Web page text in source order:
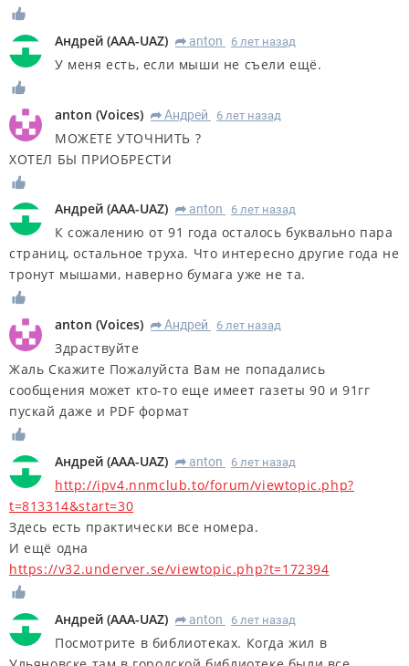
Андрей (AAA-UAZ) R anton 6 лет назад
У меня есть, если мыши не съели ещё.
anton (Voices) R Андрей 6 лет назад
МОЖЕТЕ УТОЧНИТЬ ?
ХОТЕЛ БЫ ПРИОБРЕСТИ
Андрей (AAA-UAZ) R anton 6 лет назад
К сожалению от 91 года осталось буквально пара
страниц, остальное труха. Что интересно другие года не
тронут мышами, наверно бумага уже не та.
anton (Voices) R Андрей 6 лет назад
Здраствуйте
Жаль Скажите Пожалуйста Вам не попадались
сообщения может кто-то еще имеет газеты 90 и 91гг
пускай даже и PDF формат
Андрей (AAA-UAZ) R anton 6 лет назад
http://ipv4.nnmclub.to/forum/viewtopic.php?
t=813314&start=30
Здесь есть практически все номера.
И ещё одна
https://v32.underver.se/viewtopic.php?t=172394
Андрей (AAA-UAZ) R anton 6 лет назад
Посмотрите в библиотеках. Когда жил в